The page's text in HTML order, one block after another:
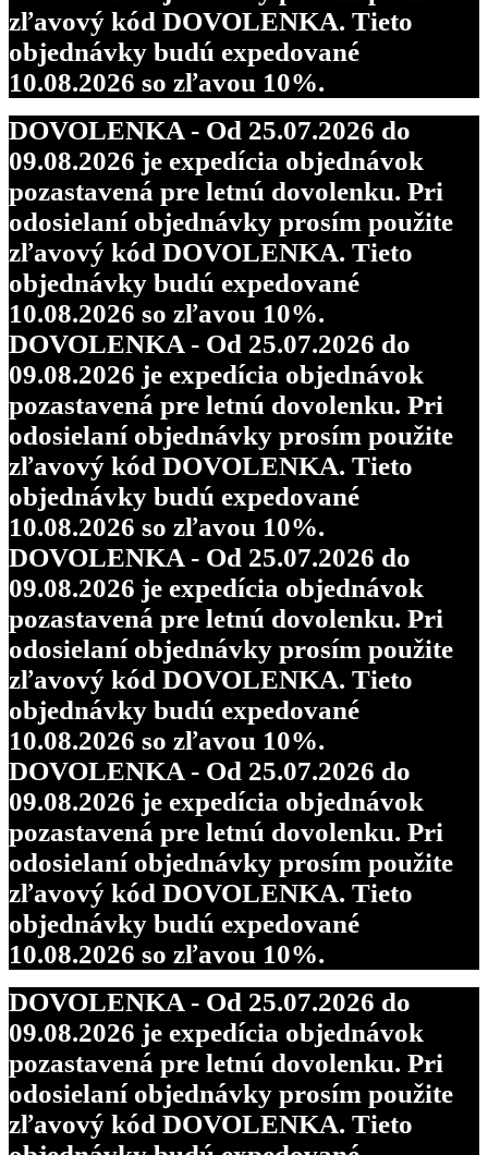
zľavový kód DOVOLENKA. Tieto
objednávky budú expedované
10.08.2026 so zľavou 10%.
DOVOLENKA - Od 25.07.2026 do
09.08.2026 je expedícia objednávok
pozastavená pre letnú dovolenku. Pri
odosielaní objednávky prosím použite
zľavový kód DOVOLENKA. Tieto
objednávky budú expedované
10.08.2026 so zľavou 10%.
DOVOLENKA - Od 25.07.2026 do
09.08.2026 je expedícia objednávok
pozastavená pre letnú dovolenku. Pri
odosielaní objednávky prosím použite
zľavový kód DOVOLENKA. Tieto
objednávky budú expedované
10.08.2026 so zľavou 10%.
DOVOLENKA - Od 25.07.2026 do
09.08.2026 je expedícia objednávok
pozastavená pre letnú dovolenku. Pri
odosielaní objednávky prosím použite
zľavový kód DOVOLENKA. Tieto
objednávky budú expedované
10.08.2026 so zľavou 10%.
DOVOLENKA - Od 25.07.2026 do
09.08.2026 je expedícia objednávok
pozastavená pre letnú dovolenku. Pri
odosielaní objednávky prosím použite
zľavový kód DOVOLENKA. Tieto
objednávky budú expedované
10.08.2026 so zľavou 10%.
DOVOLENKA - Od 25.07.2026 do
09.08.2026 je expedícia objednávok
pozastavená pre letnú dovolenku. Pri
odosielaní objednávky prosím použite
zľavový kód DOVOLENKA. Tieto